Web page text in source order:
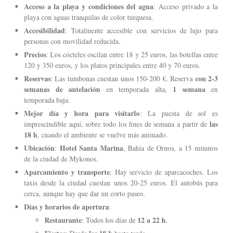
Acceso a la playa y condiciones del agua: Acceso privado a la
playa con aguas tranquilas de color turquesa.
Accesibilidad: Totalmente accesible con servicios de lujo para
personas con movilidad reducida.
Precios: Los cócteles oscilan entre 18 y 25 euros, las botellas entre
120 y 350 euros, y los platos principales entre 40 y 70 euros.
Reservas: Las tumbonas cuestan unos 150-200 €. Reserva con 2-3
semanas de antelación en temporada alta, 1 semanaen
temporada baja.
Mejor día y hora para visitarlo: La puesta de sol es
imprescindible aquí, sobre todo los fines de semana a partir de las
18 h, cuando el ambiente se vuelve más animado.
Ubicación: Hotel Santa Marina, Bahía de Ornos, a 15 minutos
de la ciudad de Mykonos.
Aparcamiento y transporte: Hay servicio de aparcacoches. Los
taxis desde la ciudad cuestan unos 20-25 euros. El autobús para
cerca, aunque hay que dar un corto paseo.
Días y horarios de apertura:
Restaurante: Todos los días de 12 a 22 h.